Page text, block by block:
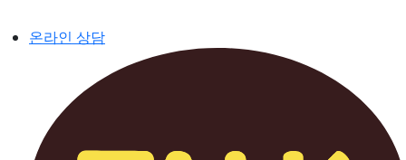
온라인 상담